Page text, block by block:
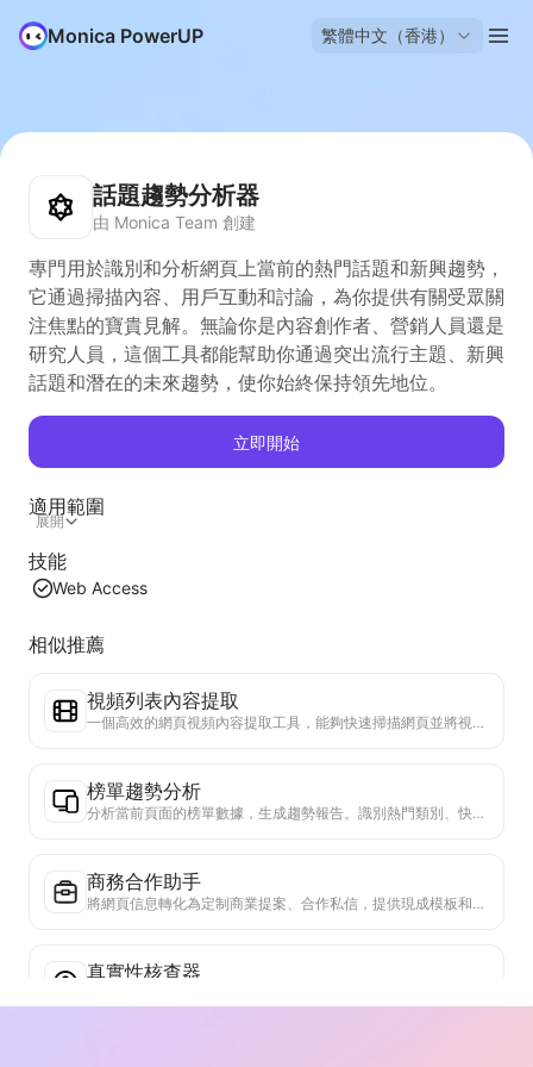
Monica PowerUP 繁體中文（香港）
話題趨勢分析器
由 Monica Team 創建
專門用於識別和分析網頁上當前的熱門話題和新興趨勢，
它通過掃描內容、用戶互動和討論，為你提供有關受眾關
注焦點的寶貴見解。無論你是內容創作者、營銷人員還是
研究人員，這個工具都能幫助你通過突出流行主題、新興
話題和潛在的未來趨勢，使你始終保持領先地位。
立即開始
適用範圍
展開
技能
Web Access
相似推薦
視頻列表內容提取
一個高效的網頁視頻內容提取工具，能夠快速掃描網頁並將視頻信息整理成結構化的Markdown表格。
榜單趨勢分析
分析當前頁面的榜單數據，生成趨勢報告。識別熱門類別、快速上升的產品類型和新興技術。提供即時市場洞察，助你理解最新產品趨勢和市場動向。
商務合作助手
將網頁信息轉化為定制商業提案、合作私信，提供現成模板和跟進指南，簡化協作流程。
真實性核查器